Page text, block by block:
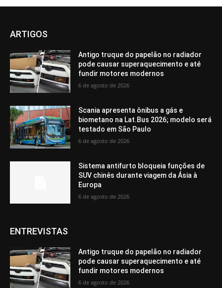
ARTIGOS
Antigo truque do papelão no radiador
pode causar superaquecimento e até
fundir motores modernos
6 de agosto de 2026
Scania apresenta ônibus a gás e
biometano na Lat.Bus 2026; modelo será
testado em São Paulo
6 de agosto de 2026
Sistema antifurto bloqueia funções de
SUV chinês durante viagem da Ásia à
Europa
6 de agosto de 2026
ENTREVISTAS
Antigo truque do papelão no radiador
pode causar superaquecimento e até
fundir motores modernos
6 de agosto de 2026